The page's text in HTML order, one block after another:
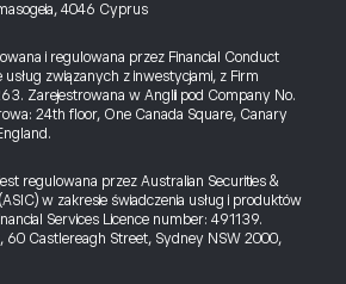
4046 Cyprus
i regulowana przez Financial Conduct
związanych z inwestycjami, z Firm
Zarejestrowana w Anglii pod Company No.
24th floor, One Canada Square, Canary
regulowana przez Australian Securities &
w zakresie świadczenia usług i produktów
Services Licence number: 491139.
60 Castlereagh Street, Sydney NSW 2000,